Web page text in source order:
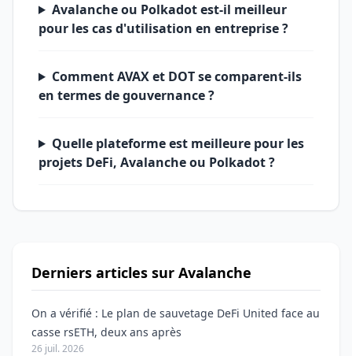
Avalanche ou Polkadot est-il meilleur
pour les cas d'utilisation en entreprise ?
Comment AVAX et DOT se comparent-ils
en termes de gouvernance ?
Quelle plateforme est meilleure pour les
projets DeFi, Avalanche ou Polkadot ?
Derniers articles sur Avalanche
On a vérifié : Le plan de sauvetage DeFi United face au
casse rsETH, deux ans après
26 juil. 2026